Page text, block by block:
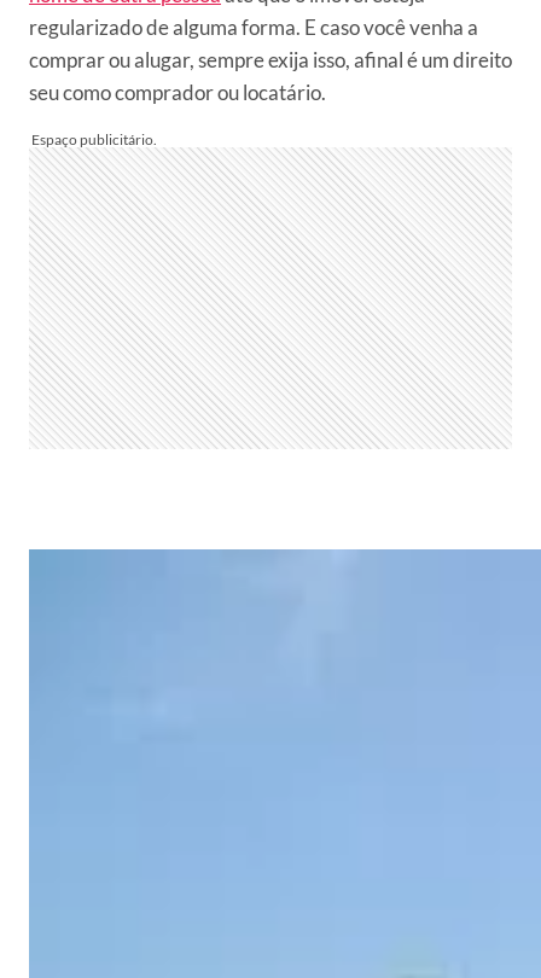
regularizado de alguma forma. E caso você venha a
comprar ou alugar, sempre exija isso, afinal é um direito
seu como comprador ou locatário.